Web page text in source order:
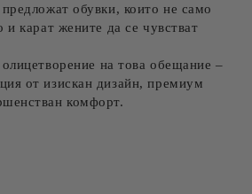
предложатобувки, които не само
и карат жените да се чувстват
олицетворение на това обещание –
от изискан дизайн, премиум
комфорт.